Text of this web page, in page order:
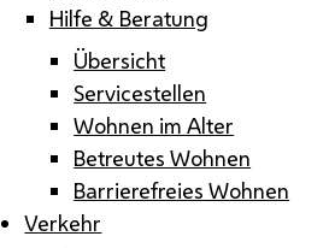
Hilfe & Beratung
Übersicht
Servicestellen
Wohnen im Alter
Betreutes Wohnen
Barrierefreies Wohnen
Verkehr